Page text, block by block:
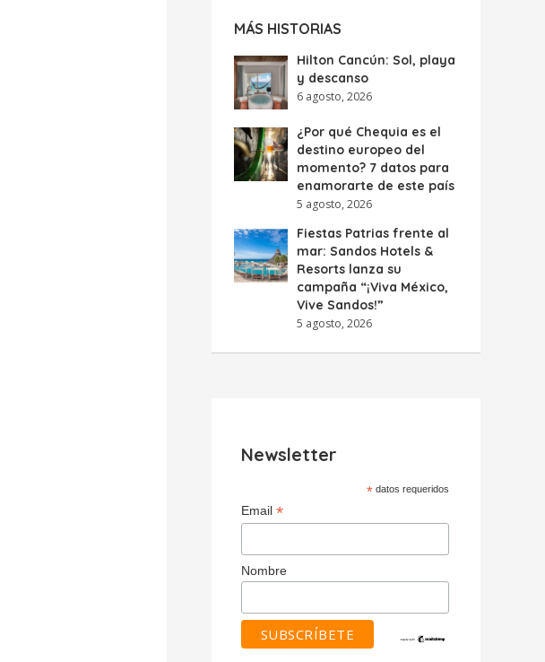
MÁS HISTORIAS
Hilton Cancún: Sol, playa
y descanso
6 agosto, 2026
¿Por qué Chequia es el
destino europeo del
momento? 7 datos para
enamorarte de este país
5 agosto, 2026
Fiestas Patrias frente al
mar: Sandos Hotels &
Resorts lanza su
campaña “¡Viva México,
Vive Sandos!”
5 agosto, 2026
Newsletter
* datos requeridos
Email *
Nombre